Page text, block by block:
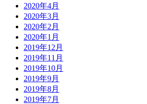
2020年4月
2020年3月
2020年2月
2020年1月
2019年12月
2019年11月
2019年10月
2019年9月
2019年8月
2019年7月